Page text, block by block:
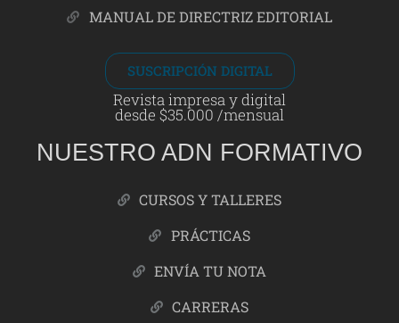
MANUAL DE DIRECTRIZ EDITORIAL
SUSCRIPCIÓN DIGITAL
Revista impresa y digital
desde $35.000 /mensual
NUESTRO ADN FORMATIVO
CURSOS Y TALLERES
PRÁCTICAS
ENVÍA TU NOTA
CARRERAS